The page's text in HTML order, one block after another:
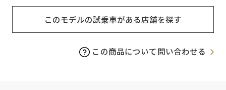
このモデルの試乗車がある店舗を探す
この商品について問い合わせる